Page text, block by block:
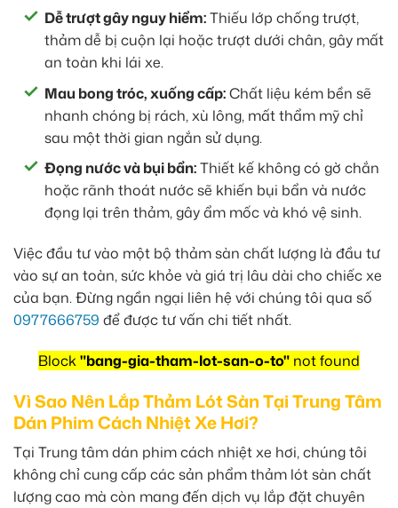
Dễ trượt gây nguy hiểm:Thiếu lớp chống trượt,
thảm dễ bị cuộn lại hoặc trượt dưới chân, gây mất
an toàn khi lái xe.
Mau bong tróc, xuống cấp:Chất liệu kém bền sẽ
nhanh chóng bị rách, xù lông, mất thẩm mỹ chỉ
sau một thời gian ngắn sử dụng.
Đọng nước và bụi bẩn:Thiết kế không có gờ chắn
hoặc rãnh thoát nước sẽ khiến bụi bẩn và nước
đọng lại trên thảm, gây ẩm mốc và khó vệ sinh.
Việc đầu tư vào một bộ thảm sàn chất lượng là đầu tư
vào sự an toàn, sức khỏe và giá trị lâu dài cho chiếc xe
của bạn. Đừng ngần ngại liên hệ với chúng tôi qua số
0977666759 để được tư vấn chi tiết nhất.
Block"bang-gia-tham-lot-san-o-to" not found
Vì Sao Nên Lắp Thảm Lót Sàn Tại Trung Tâm
Dán Phim Cách Nhiệt Xe Hơi?
Tại Trung tâm dán phim cách nhiệt xe hơi, chúng tôi
không chỉ cung cấp các sản phẩm thảm lót sàn chất
lượng cao mà còn mang đến dịch vụ lắp đặt chuyên